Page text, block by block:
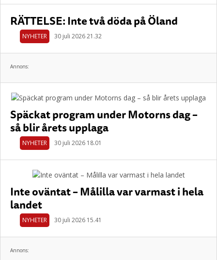
RÄTTELSE: Inte två döda på Öland
NYHETER 30 juli 2026 21.32
Annons:
Späckat program under Motorns dag –
så blir årets upplaga
NYHETER 30 juli 2026 18.01
Inte oväntat – Målilla var varmast i hela
landet
NYHETER 30 juli 2026 15.41
Annons: